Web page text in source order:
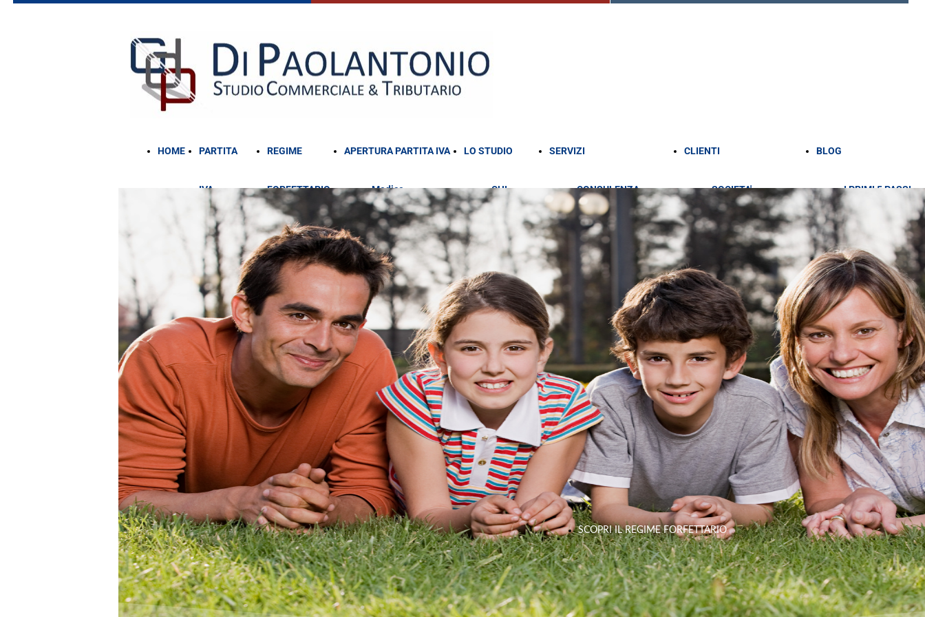
HOME PARTITA
IVA
AGEVOLATA
REGIME
FORFETTARIO
2025
APERTURA PARTITA IVA
Medico
Architetto
Avvocato
Psicologo
Infermiere
Osteopata
Fisioterapista
Farmacista
Consulente
Freelancer
Personal
Trainer
LO STUDIO
CHI
SIAMO
SERVIZI
CONSULENZA
FISCALE
CONSULENZA
CONTABILE
CONSULENZA
AMMINISTRATIVA
CLIENTI
SOCIETA'
PROFESSIONISTI
PERSONE
FISICHE
PICCOLE MEDIE
IMPRESE
BLOG
I PRIMI 5 PASSI
PER AVVIARE LA
TUA ATTIVITÀ
APRIRE
UN’ATTIVITA’
NEL SETTORE
ALIMENTARE
AVVIARE
UN’ATTIVITA’
NEL SETTORE
ALIMENTARE
VALUTAZIONE
SCOPRI IL REGIME FORFETTARIO